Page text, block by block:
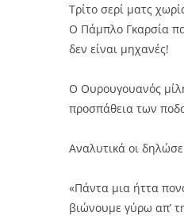
Τρίτο σερί ματς
Ο Πάμπλο Γκαρσία
δεν είναι μηχανές!
Ο Ουρουγουανός
προσπάθεια των
Αναλυτικά οι
«Πάντα μια ήττα
βιώνουμε γύρω απ’